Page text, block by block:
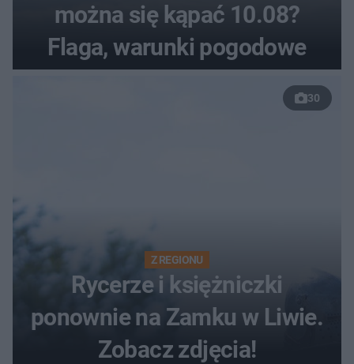
można się kąpać 10.08?
Flaga, warunki pogodowe
30
Z REGIONU
Rycerze i księżniczki
ponownie na Zamku w Liwie.
Zobacz zdjęcia!